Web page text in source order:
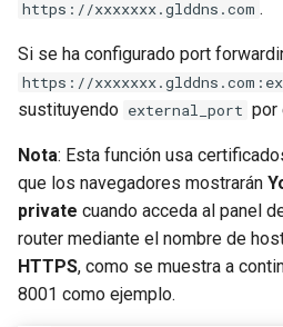
https://xxxxxxx.glddns.com .
Si se ha configurado port
https://
sustituyendo external_port por
Nota: Esta función usa
que los navegadores mostrarán
private cuando acceda al panel
router mediante el nombre de
HTTPS, como se muestra a
8001 como ejemplo.